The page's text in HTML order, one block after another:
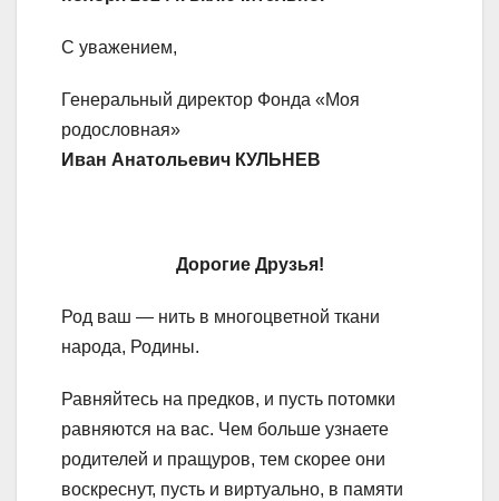
С уважением,
Генеральный директор Фонда «Моя
родословная»
Иван Анатольевич КУЛЬНЕВ
Дорогие Друзья!
Род ваш — нить в многоцветной ткани
народа, Родины.
Равняйтесь на предков, и пусть потомки
равняются на вас. Чем больше узнаете
родителей и пращуров, тем скорее они
воскреснут, пусть и виртуально, в памяти